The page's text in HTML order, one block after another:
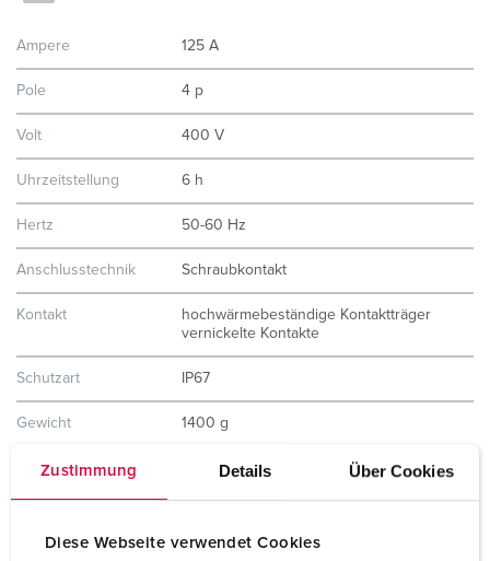
Zustimmung Details Über Cookies
Diese Webseite verwendet Cookies
Ampere 125 A
Pole 4 p
Volt 400 V
Uhrzeitstellung 6 h
Hertz 50-60 Hz
Anschlusstechnik Schraubkontakt
Kontakt
hochwärmebeständige Kontaktträger
vernickelte Kontakte
Schutzart IP67
Gewicht 1400 g
Prüfzeichen
CB Zertifikat
EAC